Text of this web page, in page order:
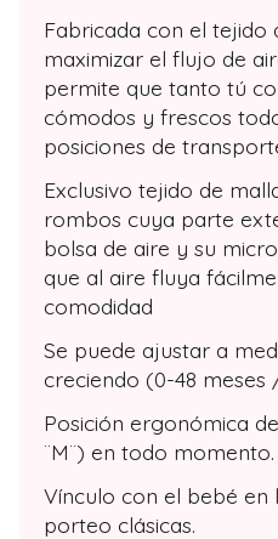
Fabricada con el tejido
maximizar el flujo de
permite que tanto tú
cómodos y frescos
posiciones de
Exclusivo tejido de
rombos cuya parte
bolsa de aire y su
que al aire fluya
comodidad
Se puede ajustar a
creciendo (0-48 meses
Posición ergonómica
¨M¨) en todo momento.
Vínculo con el bebé en
porteo clásicas.